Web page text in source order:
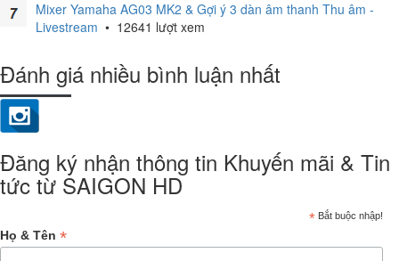
Mixer Yamaha AG03 MK2 & Gợi ý 3 dàn âm thanh Thu âm -
Livestream • 12641 lượt xem
Đánh giá nhiều bình luận nhất
Đăng ký nhận thông tin Khuyến mãi & Tin
tức từ SAIGON HD
* Bắt buộc nhập!
Họ & Tên *